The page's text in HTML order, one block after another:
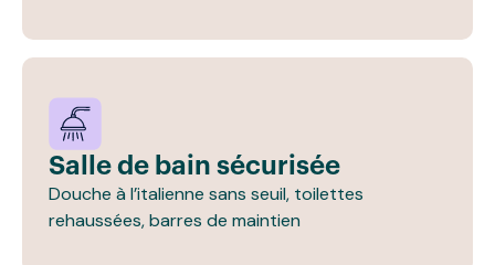
Salle de bain sécurisée
Douche à l’italienne sans seuil, toilettes
rehaussées, barres de maintien